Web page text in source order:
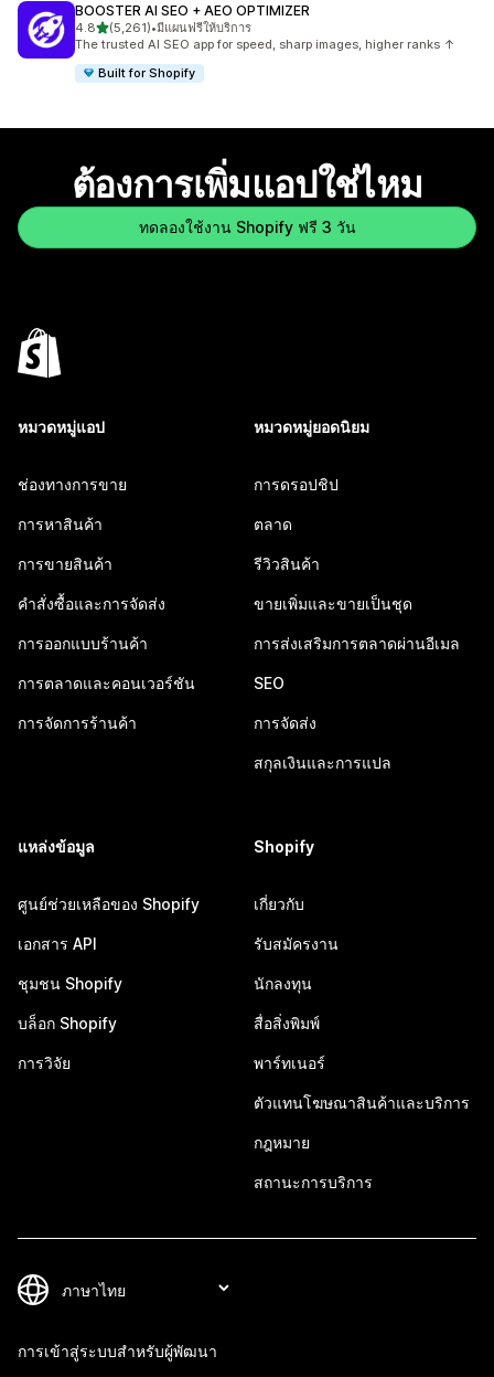
BOOSTER AI SEO + AEO OPTIMIZER
4.8เต็ม 5 ดาว
(5,261)
ทั้งหมด 5261 รีวิว
•มีแผนฟรีให้บริการ
The trusted AI SEO app for speed, sharp images, higher ranks ↑
Built for Shopify
ต้องการเพิ่มแอปใช่ไหม
ทดลองใช้งาน Shopify ฟรี 3 วัน
หมวดหมู่แอป
ช่องทางการขาย
การหาสินค้า
การขายสินค้า
คำสั่งซื้อและการจัดส่ง
การออกแบบร้านค้า
การตลาดและคอนเวอร์ชัน
การจัดการร้านค้า
หมวดหมู่ยอดนิยม
การดรอปชิป
ตลาด
รีวิวสินค้า
ขายเพิ่มและขายเป็นชุด
การส่งเสริมการตลาดผ่านอีเมล
SEO
การจัดส่ง
สกุลเงินและการแปล
แหล่งข้อมูล
ศูนย์ช่วยเหลือของ Shopify
เอกสาร API
ชุมชน Shopify
บล็อก Shopify
การวิจัย
Shopify
เกี่ยวกับ
รับสมัครงาน
นักลงทุน
สื่อสิ่งพิมพ์
พาร์ทเนอร์
ตัวแทนโฆษณาสินค้าและบริการ
กฎหมาย
สถานะการบริการ
การเข้าสู่ระบบสำหรับผู้พัฒนา